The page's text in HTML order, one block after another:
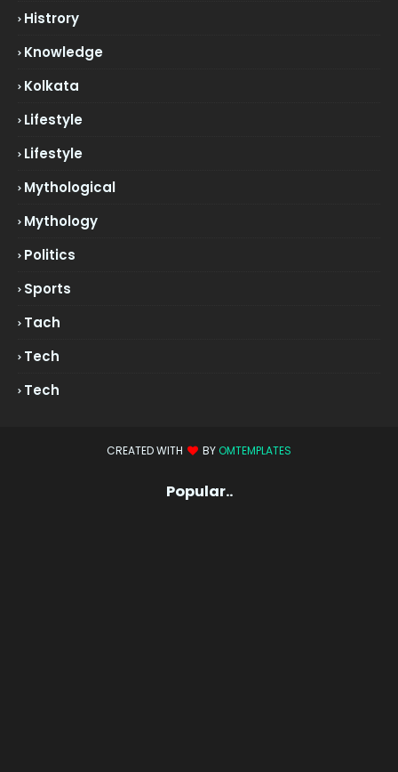
Histrory
Knowledge
Kolkata
Lifestyle
Lifestyle
Mythological
Mythology
Politics
Sports
Tach
Tech
Tech
CREATED WITH BY OMTEMPLATES
Popular..